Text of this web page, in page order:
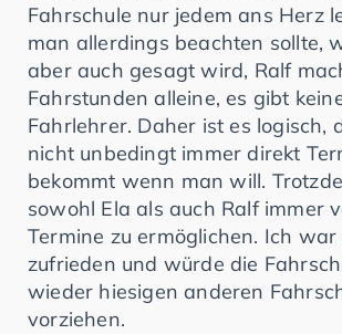
Fahrschule nur jedem ans Herz
man allerdings beachten sollte,
aber auch gesagt wird, Ralf
Fahrstunden alleine, es gibt
Fahrlehrer. Daher ist es logisch,
nicht unbedingt immer direkt
bekommt wenn man will.
sowohl Ela als auch Ralf immer
Termine zu ermöglichen. Ich war
zufrieden und würde die
wieder hiesigen anderen
vorziehen.